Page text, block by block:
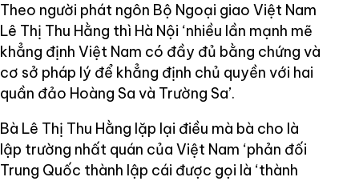
Theo người phát ngôn Bộ Ngoại giao Việt Nam
Lê Thị Thu Hằng thì Hà Nội ‘nhiều lần mạnh mẽ
khẳng định Việt Nam có đầy đủ bằng chứng và
cơ sở pháp lý để khẳng định chủ quyền với hai
quần đảo Hoàng Sa và Trường Sa’.
Bà Lê Thị Thu Hằng lặp lại điều mà bà cho là
lập trường nhất quán của Việt Nam ‘phản đối
Trung Quốc thành lập cái được gọi là ‘thành